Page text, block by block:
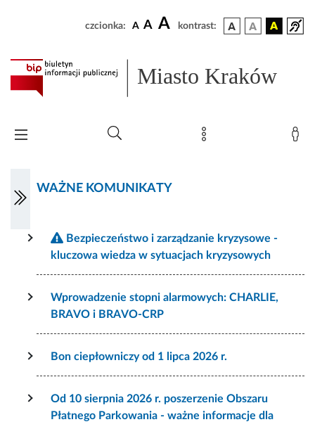
czcionka: A A A kontrast:
Miasto Kraków
WAŻNE KOMUNIKATY
Bezpieczeństwo i zarządzanie kryzysowe -
kluczowa wiedza w sytuacjach kryzysowych
Wprowadzenie stopni alarmowych: CHARLIE,
BRAVO i BRAVO-CRP
Bon ciepłowniczy od 1 lipca 2026 r.
Od 10 sierpnia 2026 r. poszerzenie Obszaru
Płatnego Parkowania - ważne informacje dla